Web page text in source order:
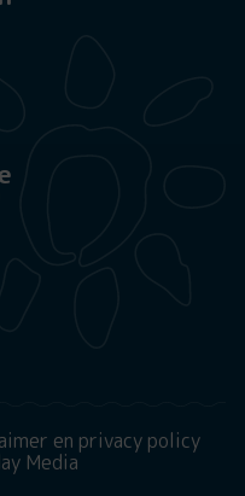
en privacy policy
Media